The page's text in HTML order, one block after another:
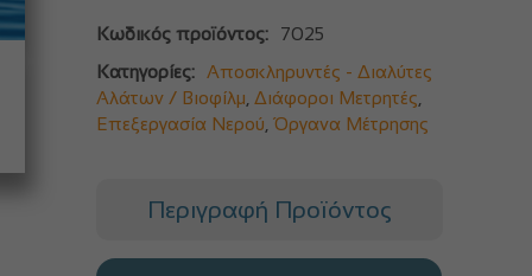
Κωδικός προϊόντος:
7025
Κατηγορίες:
Αποσκληρυντές - Διαλύτες
Αλάτων / Βιοφίλμ Διάφοροι Μετρητές
Επεξεργασία Νερού Όργανα Μέτρησης
Περιγραφή Προϊόντος